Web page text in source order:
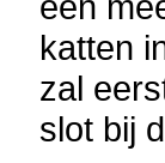
katten
zal
slot bij